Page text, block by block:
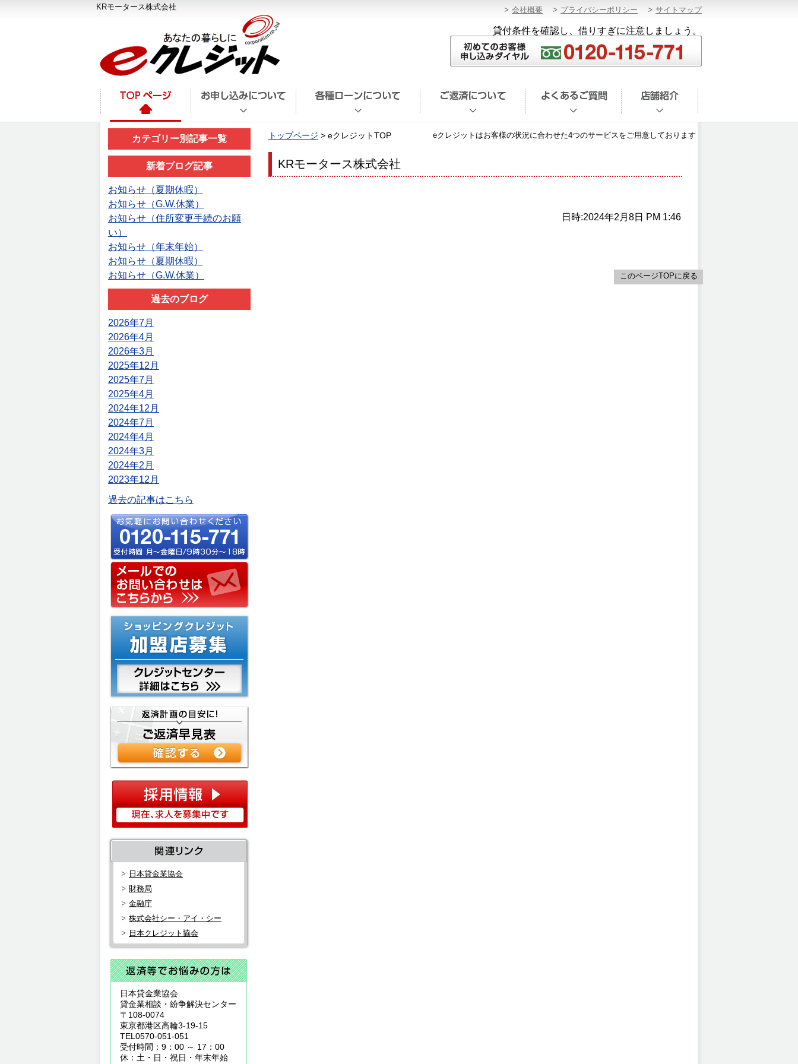
KRモータース株式会社 サイトマップ
プライバシーポリシー
会社概要
貸付条件を確認し、借りすぎに注意しましょう。
カテゴリー別記事一覧
新着ブログ記事
お知らせ（夏期休暇）
お知らせ（G.W.休業）
お知らせ（住所変更手続のお願
い）
お知らせ（年末年始）
お知らせ（夏期休暇）
お知らせ（G.W.休業）
過去のブログ
2026年7月
2026年4月
2026年3月
2025年12月
2025年7月
2025年4月
2024年12月
2024年7月
2024年4月
2024年3月
2024年2月
2023年12月
過去の記事はこちら
日本貸金業協会
財務局
金融庁
株式会社シー・アイ・シー
日本クレジット協会
日本貸金業協会
貸金業相談・紛争解決センター
〒108-0074
東京都港区高輪3-19-15
TEL0570-051-051
受付時間：9：00 ～ 17：00
休：土・日・祝日・年末年始
トップページ > eクレジットTOP eクレジットはお客様の状況に合わせた4つのサービスをご用意しております
KRモータース株式会社
日時:2024年2月8日 PM 1:46
このページTOPに戻る